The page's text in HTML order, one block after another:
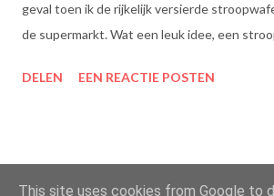
geval toen ik de rijkelijk versierde
de supermarkt. Wat een leuk idee, een
lekkere traktatie, nietwaar?
DELEN EEN REACTIE POSTEN
Mogelijk gemaakt door
This site uses cookies from Google to